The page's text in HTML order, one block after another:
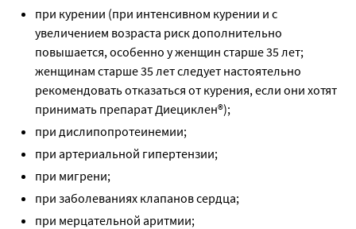
при курении (при интенсивном курении и с
увеличением возраста риск дополнительно
повышается, особенно у женщин старше 35 лет;
женщинам старше 35 лет следует настоятельно
рекомендовать отказаться от курения, если они хотят
принимать препарат Диециклен®);
при дислипопротеинемии;
при артериальной гипертензии;
при мигрени;
при заболеваниях клапанов сердца;
при мерцательной аритмии;